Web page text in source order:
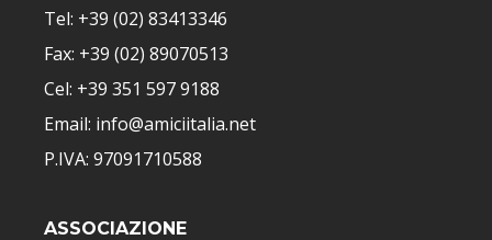
Tel: +39 (02) 83413346
Fax: +39 (02) 89070513
Cel: +39 351 597 9188
Email: info@amiciitalia.net
P.IVA: 97091710588
ASSOCIAZIONE